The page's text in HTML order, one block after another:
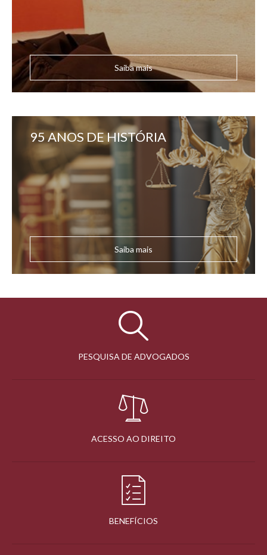
Saiba mais
95 ANOS DE HISTÓRIA
Saiba mais
PESQUISA DE ADVOGADOS
ACESSO AO DIREITO
BENEFÍCIOS